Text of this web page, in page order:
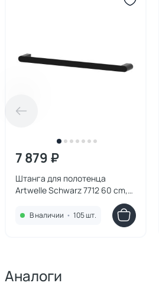
7 879 ₽
Штанга для полотенца
Artwelle Schwarz 7712 60 cm,
В наличии • 105 шт.
Аналоги